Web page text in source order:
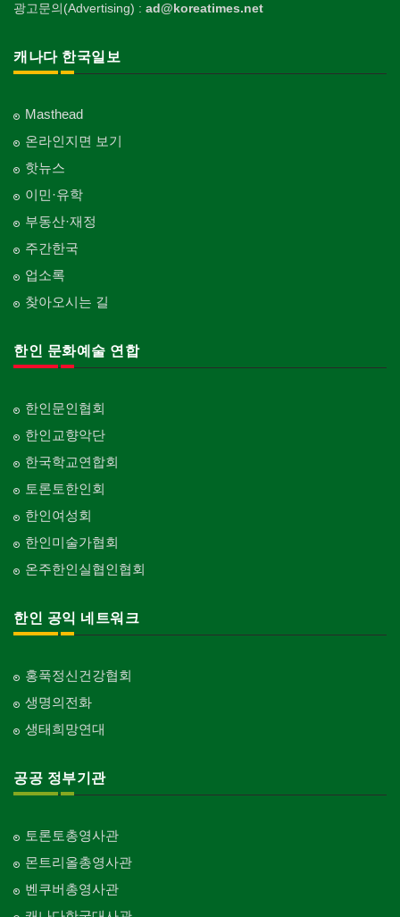
광고문의(Advertising) : ad@koreatimes.net
캐나다 한국일보
Masthead
온라인지면 보기
핫뉴스
이민·유학
부동산·재정
주간한국
업소록
찾아오시는 길
한인 문화예술 연합
한인문인협회
한인교향악단
한국학교연합회
토론토한인회
한인여성회
한인미술가협회
온주한인실협인협회
한인 공익 네트워크
홍푹정신건강협회
생명의전화
생태희망연대
공공 정부기관
토론토총영사관
몬트리올총영사관
벤쿠버총영사관